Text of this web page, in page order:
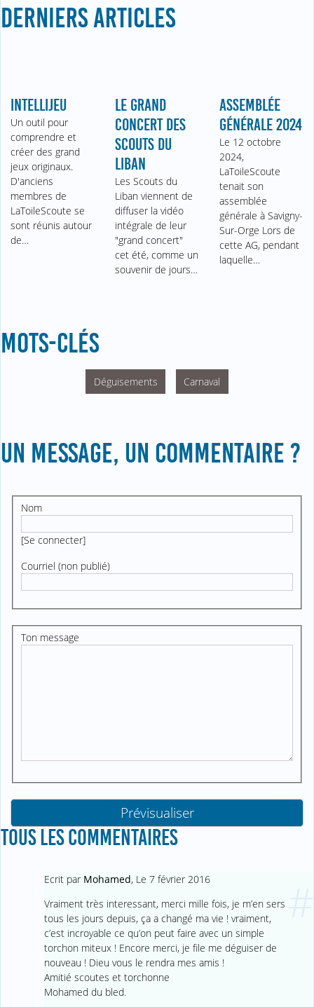
DERNIERS ARTICLES
INTELLIJEU
Un outil pour
comprendre et
créer des grand
jeux originaux.
D'anciens
membres de
LaToileScoute se
sont réunis autour
de…
LE GRAND
CONCERT DES
SCOUTS DU
LIBAN
Les Scouts du
Liban viennent de
diffuser la vidéo
intégrale de leur
"grand concert"
cet été, comme un
souvenir de jours…
ASSEMBLÉE
GÉNÉRALE 2024
Le 12 octobre
2024,
LaToileScoute
tenait son
assemblée
générale à Savigny-
Sur-Orge Lors de
cette AG, pendant
laquelle…
MOTS-CLÉS
Déguisements Carnaval
UN MESSAGE, UN COMMENTAIRE ?
Nom
[Se connecter]
Courriel (non publié)
Ton message
TOUS LES COMMENTAIRES
Ecrit par Mohamed, Le 7 février 2016
Vraiment très interessant, merci mille fois, je m’en sers
tous les jours depuis, ça a changé ma vie ! vraiment,
c’est incroyable ce qu’on peut faire avec un simple
torchon miteux ! Encore merci, je file me déguiser de
nouveau ! Dieu vous le rendra mes amis !
Amitié scoutes et torchonne
Mohamed du bled.